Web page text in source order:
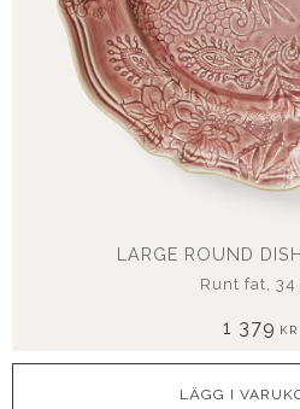
LARGE ROUND
Runt fat, 34
1 379 KR